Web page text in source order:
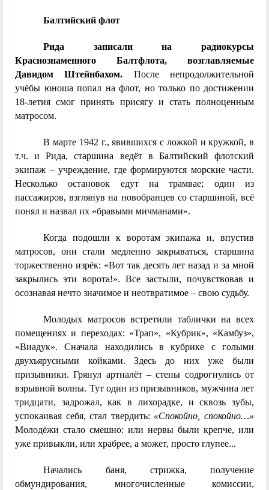
Балтийский флот
Рида записали на радиокурсы
Краснознаменного Балтфлота, возглавляемые
Давидом Штейнбахом. После непродолжительной
учёбы юноша попал на флот, но только по достижении
18-летия смог принять присягу и стать полноценным
матросом.
В марте 1942 г., явившихся с ложкой и кружкой, в
т.ч. и Рида, старшина ведёт в Балтийский флотский
экипаж – учреждение, где формируются морские части.
Несколько остановок едут на трамвае; один из
пассажиров, взглянув на новобранцев со старшиной, всё
понял и назвал их «бравыми мичманами».
Когда подошли к воротам экипажа и, впустив
матросов, они стали медленно закрываться, старшина
торжественно изрёк: «Вот так десять лет назад и за мной
закрылись эти ворота!». Все застыли, почувствовав и
осознавая нечто значимое и неотвратимое – свою судьбу.
Молодых матросов встретили таблички на всех
помещениях и переходах: «Трап», «Кубрик», «Камбуз»,
«Виадук». Сначала находились в кубрике с голыми
двухъярусными койками. Здесь до них уже были
призывники. Грянул артналёт – стены содрогнулись от
взрывной волны. Тут один из призывников, мужчина лет
тридцати, задрожал, как в лихорадке, и сквозь зубы,
успокаивая себя, стал твердить: «Спокойно, спокойно…»
Молодёжи стало смешно: или нервы были крепче, или
уже привыкли, или храбрее, а может, просто глупее...
Начались баня, стрижка, получение
обмундирования, многочисленные комиссии,